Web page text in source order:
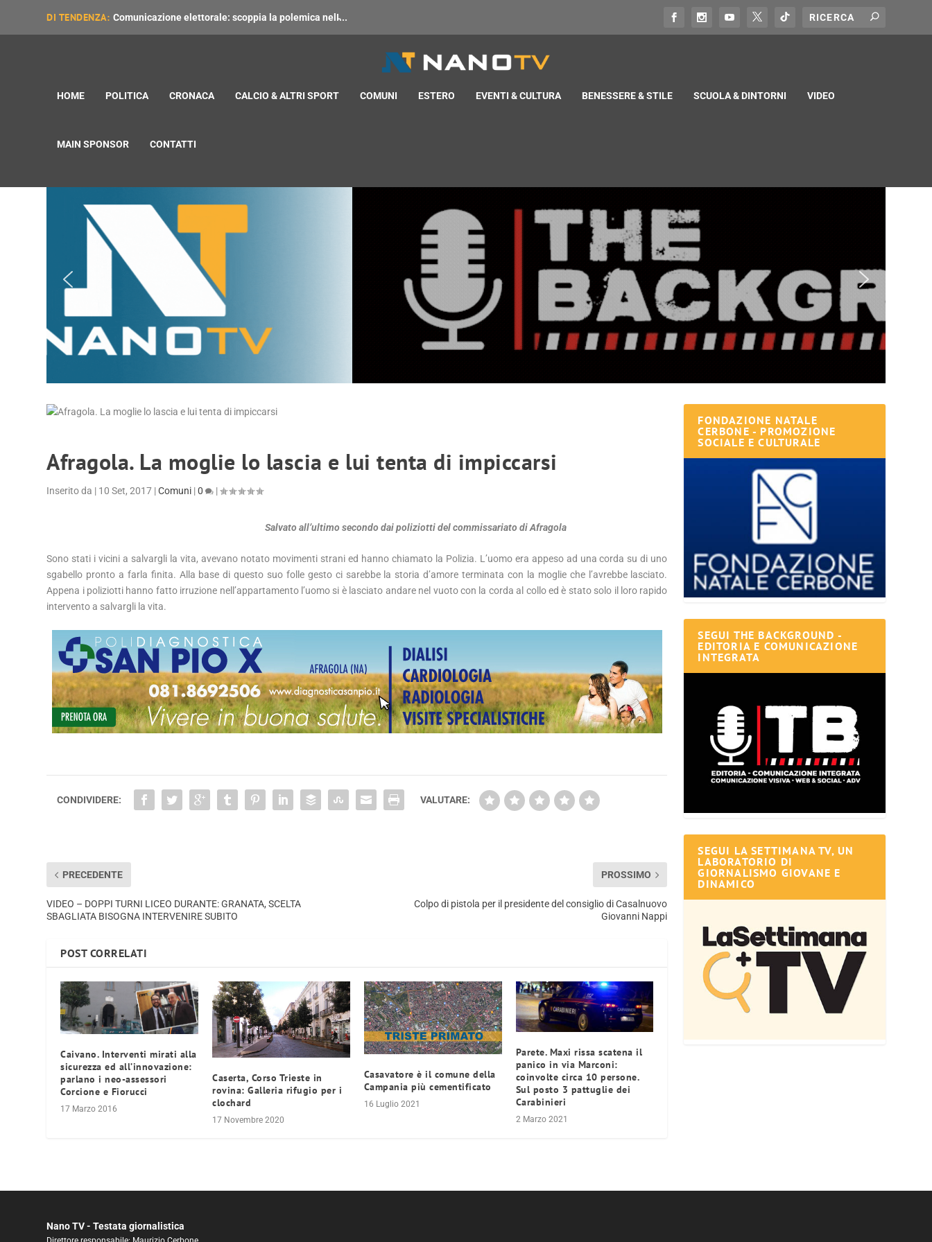
DI TENDENZA: Comunicazione elettorale: scoppia la polemica nell̵...
HOME POLITICA CRONACA CALCIO & ALTRI SPORT COMUNI ESTERO EVENTI & CULTURA BENESSERE & STILE SCUOLA & DINTORNI VIDEO
MAIN SPONSOR CONTATTI
Afragola. La moglie lo lascia e lui tenta di impiccarsi
Inserito da | 10 Set, 2017 |Comuni |0 |
Salvato all’ultimo secondo dai poliziotti del commissariato di Afragola
Sono stati i vicini a salvargli la vita, avevano notato movimenti strani ed hanno chiamato la Polizia. L’uomo era appeso ad una corda su di uno
sgabello pronto a farla finita. Alla base di questo suo folle gesto ci sarebbe la storia d’amore terminata con la moglie che l’avrebbe lasciato.
Appena i poliziotti hanno fatto irruzione nell’appartamento l’uomo si è lasciato andare nel vuoto con la corda al collo ed è stato solo il loro rapido
intervento a salvargli la vita.
CONDIVIDERE: VALUTARE:
PRECEDENTE
VIDEO – DOPPI TURNI LICEO DURANTE: GRANATA, SCELTA
SBAGLIATA BISOGNA INTERVENIRE SUBITO
PROSSIMO
Colpo di pistola per il presidente del consiglio di Casalnuovo
Giovanni Nappi
POST CORRELATI
Caivano. Interventi mirati alla
sicurezza ed all’innovazione:
parlano i neo-assessori
Corcione e Fiorucci
17 Marzo 2016
Caserta, Corso Trieste in
rovina: Galleria rifugio per i
clochard
17 Novembre 2020
Casavatore è il comune della
Campania più cementificato
16 Luglio 2021
Parete. Maxi rissa scatena il
panico in via Marconi:
coinvolte circa 10 persone.
Sul posto 3 pattuglie dei
Carabinieri
2 Marzo 2021
FONDAZIONE NATALE
CERBONE - PROMOZIONE
SOCIALE E CULTURALE
SEGUI THE BACKGROUND -
EDITORIA E COMUNICAZIONE
INTEGRATA
SEGUI LA SETTIMANA TV, UN
LABORATORIO DI
GIORNALISMO GIOVANE E
DINAMICO
Nano TV - Testata giornalistica